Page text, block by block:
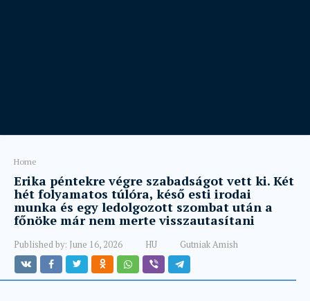
Home
Erika péntekre végre szabadságot vett ki. Két
hét folyamatos túlóra, késő esti irodai
munka és egy ledolgozott szombat után a
főnöke már nem merte visszautasítani
Published by: June 16, 2026 HU Gutniak Amish